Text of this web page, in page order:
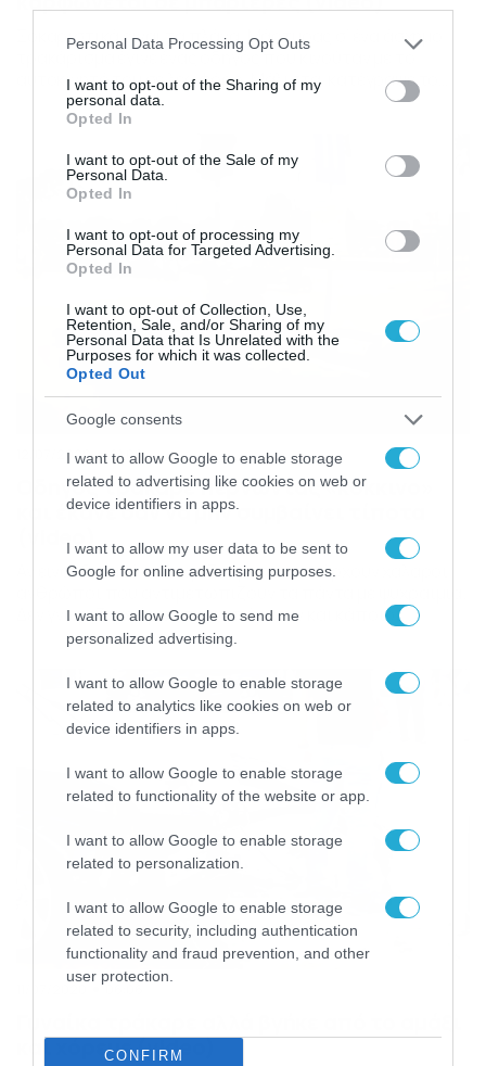
Please note that this website/app uses one or more Google
not limited to your visit or usage behaviour. You may click to
grant or deny consent to Google and its third-party tags to
use your data for below specified purposes in below Google
consent section.
Personal Data Processing Opt Outs
I want to opt-out of the Sharing of my
personal data.
Opted In
I want to opt-out of the Sale of my
Personal Data.
Opted In
I want to opt-out of processing my
Personal Data for Targeted Advertising.
Opted In
I want to opt-out of Collection, Use,
Retention, Sale, and/or Sharing of my
Personal Data that Is Unrelated with the
Purposes for which it was collected.
Opted Out
Google consents
I want to allow Google to enable storage
related to advertising like cookies on web or
device identifiers in apps.
I want to allow my user data to be sent to
Google for online advertising purposes.
I want to allow Google to send me
personalized advertising.
I want to allow Google to enable storage
related to analytics like cookies on web or
device identifiers in apps.
I want to allow Google to enable storage
related to functionality of the website or app.
I want to allow Google to enable storage
related to personalization.
I want to allow Google to enable storage
related to security, including authentication
functionality and fraud prevention, and other
user protection.
CONFIRM
Σοκαριστικά είναι τα πλάνα. Μάρτυρας σ’ ένα άσχημο
τρακάρισμα έγινε ένας οδηγός που κινούταν με το
αυτοκίνητό του σε λεωφόρο. Μάλιστα, κατέγραψε το
βίντεο με την κάμερα που έχει στο ταμπλό του αμαξιού
του και τα πλάνα κάνουν τον γύρο του διαδικτύου.
με αρκετή ταχύτητα […]
12/07/2020 21:00
Οδηγός τράκαρε περνώντας «κόκκινο»
και έκανε σαν να μην συμβαίνει τίποτα
(video)
Αν είναι δυνατόν… Γνωρίζουμε πως υπάρχουν χαλαροί
Δεν γνωρίζαμε όμως πως υπάρχουν και κάποιοι
ανεγκέφαλοι που ενώ κάνουν ηλιθιότητες, συνεχίζουν
περνά το «κόκκινο» με το μηχανάκι του σαν να μην τρέχει
τίποτα. Τη στιγμή που στρίβει, τα άλλα οχήματα […]
και χόρευε (video)